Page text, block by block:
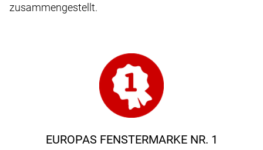
zusammengestellt.
EUROPAS FENSTERMARKE NR. 1